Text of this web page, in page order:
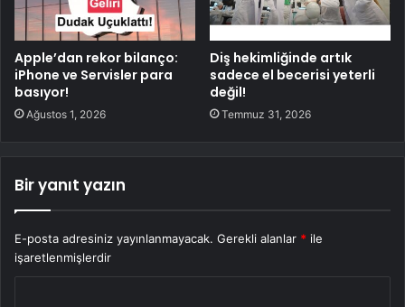
Apple’dan rekor bilanço:
iPhone ve Servisler para
basıyor!
Ağustos 1, 2026
Diş hekimliğinde artık
sadece el becerisi yeterli
değil!
Temmuz 31, 2026
Bir yanıt yazın
E-posta adresiniz yayınlanmayacak. Gerekli alanlar * ile
işaretlenmişlerdir